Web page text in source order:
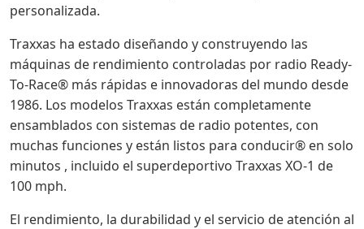
personalizada.
Traxxas ha estado diseñando y construyendo las
máquinas de rendimiento controladas por radio Ready-
To-Race® más rápidas e innovadoras del mundo desde
1986. Los modelos Traxxas están completamente
ensamblados con sistemas de radio potentes, con
muchas funciones y están listos para conducir® en solo
minutos , incluido el superdeportivo Traxxas XO-1 de
100 mph.
El rendimiento, la durabilidad y el servicio de atención al